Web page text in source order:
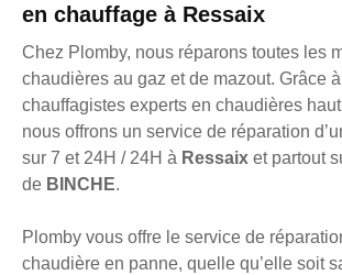
en chauffage à Ressaix
Chez Plomby, nous réparons toutes les
chaudières au gaz et de mazout. Grâce
chauffagistes experts en chaudières
nous offrons un service de réparation
sur 7 et 24H / 24H à Ressaix et partout
de BINCHE.
Plomby vous offre le service de
chaudière en panne, quelle qu’elle soit